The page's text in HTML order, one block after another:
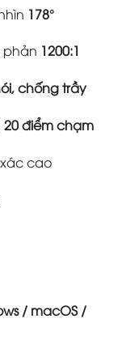
178°
phản 1200:1
chống trầy
20 điểm chạm
cao
/ macOS /